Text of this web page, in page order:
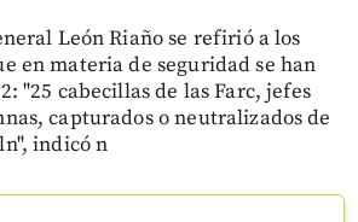
León Riaño se refirió a los
en materia de seguridad se han
"25 cabecillas de las Farc, jefes
capturados o neutralizados de
indicó n